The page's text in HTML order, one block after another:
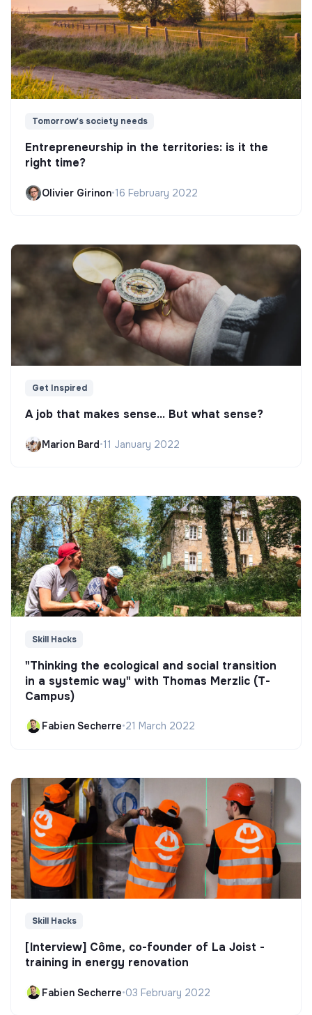
Tomorrow's society needs
Entrepreneurship in the territories: is it the
right time?
Olivier Girinon•16 February 2022
Get Inspired
A job that makes sense... But what sense?
Marion Bard•11 January 2022
Skill Hacks
"Thinking the ecological and social transition
in a systemic way" with Thomas Merzlic (T-
Campus)
Fabien Secherre•21 March 2022
Skill Hacks
[Interview] Côme, co-founder of La Joist -
training in energy renovation
Fabien Secherre•03 February 2022